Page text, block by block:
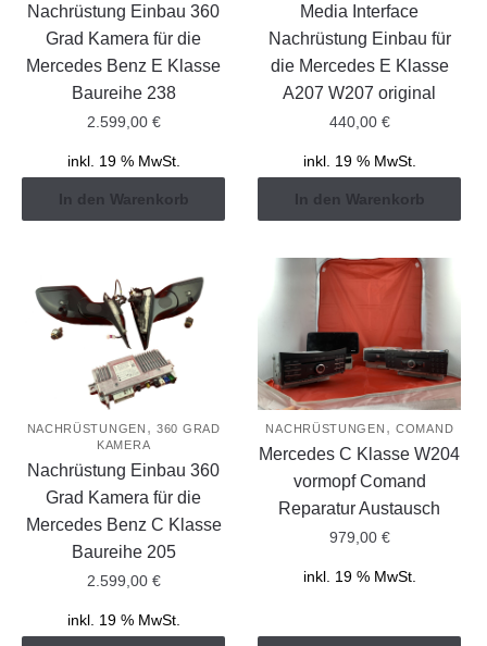
Nachrüstung Einbau 360
Grad Kamera für die
Mercedes Benz E Klasse
Baureihe 238
2.599,00 €
inkl. 19 % MwSt.
In den Warenkorb
Media Interface
Nachrüstung Einbau für
die Mercedes E Klasse
A207 W207 original
440,00 €
inkl. 19 % MwSt.
In den Warenkorb
NACHRÜSTUNGEN ,360 GRAD
KAMERA
Nachrüstung Einbau 360
Grad Kamera für die
Mercedes Benz C Klasse
Baureihe 205
2.599,00 €
inkl. 19 % MwSt.
NACHRÜSTUNGEN , COMAND
Mercedes C Klasse W204
vormopf Comand
Reparatur Austausch
979,00 €
inkl. 19 % MwSt.